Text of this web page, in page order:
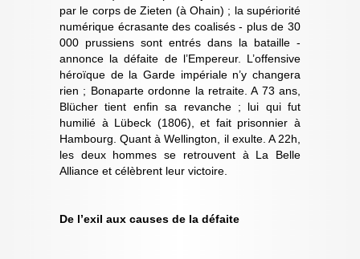
par le corps de Zieten (à Ohain) ; la supériorité
numérique écrasante des coalisés - plus de 30
000 prussiens sont entrés dans la bataille -
annonce la défaite de l’Empereur. L’offensive
héroïque de la Garde impériale n’y changera
rien ; Bonaparte ordonne la retraite. A 73 ans,
Blücher tient enfin sa revanche ; lui qui fut
humilié à Lübeck (1806), et fait prisonnier à
Hambourg. Quant à Wellington, il exulte. A 22h,
les deux hommes se retrouvent à La Belle
Alliance et célèbrent leur victoire.
De l’exil aux causes de la défaite